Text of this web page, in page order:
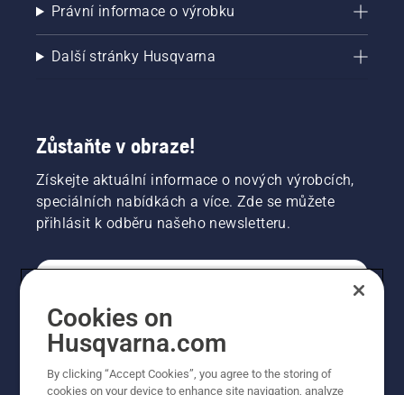
Právní informace o výrobku
Další stránky Husqvarna
Zůstaňte v obraze!
Získejte aktuální informace o nových výrobcích,
speciálních nabídkách a více. Zde se můžete
přihlásit k odběru našeho newsletteru.
PROFESIONÁLNÍ
Cookies on
Husqvarna.com
By clicking “Accept Cookies”, you agree to the storing of
cookies on your device to enhance site navigation, analyze